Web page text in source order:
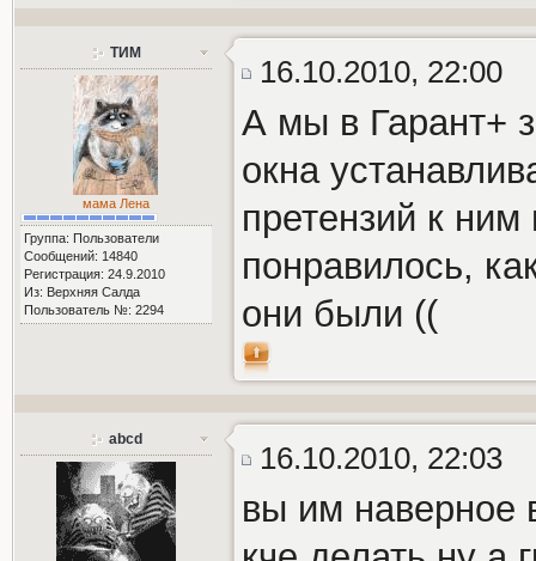
ТИМ
мама Лена
Группа: Пользователи
Сообщений: 14840
Регистрация: 24.9.2010
Из: Верхняя Салда
Пользователь №: 2294
16.10.2010, 22:00
А мы в Гарант+
окна
претензий к
понравилось,
они были ((
abcd
16.10.2010, 22:03
вы им наверное